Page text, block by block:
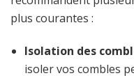
plus courantes :
Isolation des
isoler vos combles